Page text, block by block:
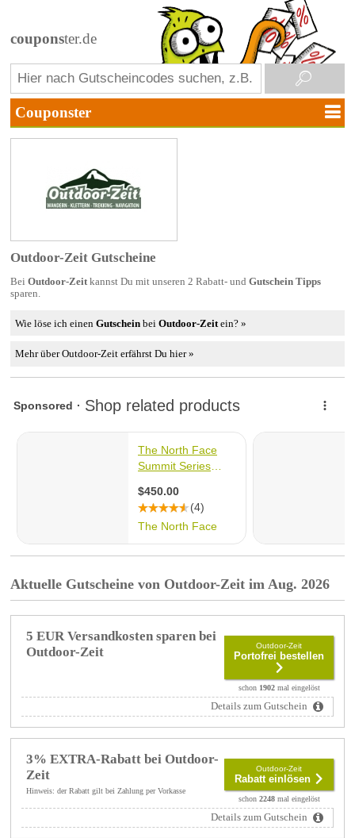
couponster.de
Outdoor-Zeit Gutscheine
Bei Outdoor-Zeitkannst Du mit unseren 2 Rabatt- und Gutschein Tipps
sparen.
Wie löse ich einenGutschein beiOutdoor-Zeit ein? »
Mehr über Outdoor-Zeit erfährst Du hier »
Aktuelle Gutscheine von Outdoor-Zeit im Aug. 2026
5 EUR Versandkosten sparen bei
Outdoor-Zeit
Outdoor-Zeit
Portofrei bestellen
schon 1902mal eingelöst
Details zum Gutschein
3% EXTRA-Rabatt bei Outdoor-
Zeit
Hinweis: der Rabatt gilt bei Zahlung per Vorkasse
Outdoor-Zeit
Rabatt einlösen
schon 2248mal eingelöst
Details zum Gutschein